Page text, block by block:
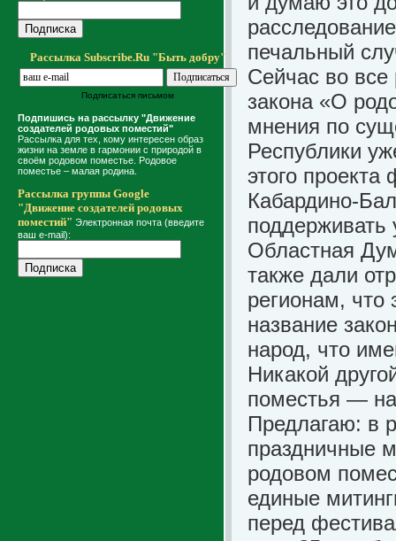
Рассылка Subscribe.Ru "Быть добру"
Подписаться письмом
Подпишись на рассылку "Движение
создателей родовых поместий"
Рассылка для тех, кому интересен образ
жизни на земле в гармонии с природой в
своём родовом поместье. Родовое
поместье – малая родина.
Рассылка группы Google
"Движение создателей родовых
поместий" Электронная почта (введите
ваш e-mail):
печальный
Сейчас во все
закона «О
мнения по
Республики
этого
Кабардино-
поддерживать
Областная
также дали
регионам, что
название
народ, что
Никакой
поместья —
Предлагаю: в
праздничные
родовом
единые
перед